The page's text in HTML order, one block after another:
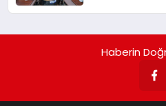
Haberin